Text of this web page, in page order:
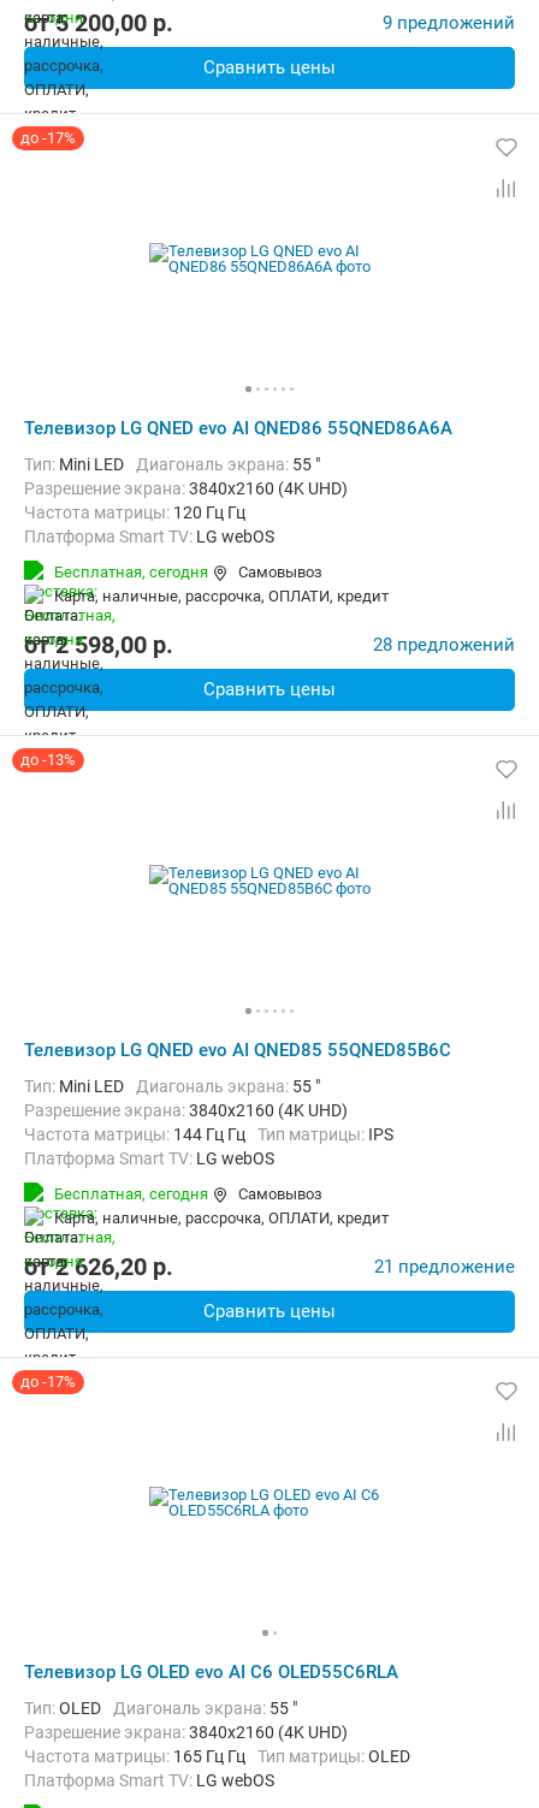
от5 200,00 p. 9 предложений
Сравнить цены
до -17%
Телевизор LG QNED evo AI QNED86 55QNED86A6A
Тип: Mini LED Диагональ экрана: 55 "
Разрешение экрана:3840x2160 (4K UHD)
Частота матрицы: 120 Гц Гц
Платформа Smart TV: LG webOS
Беспроводные интерфейсы:
Бесплатная, сегодня
Самовывоз
карта, наличные, рассрочка, ОПЛАТИ, кредит
от2 598,00 p. 28 предложений
Сравнить цены
до -13%
Телевизор LG QNED evo AI QNED85 55QNED85B6C
Тип: Mini LED Диагональ экрана: 55 "
Разрешение экрана:3840x2160 (4K UHD)
Частота матрицы: 144 Гц Гц Тип матрицы: IPS
Платформа Smart TV: LG webOS
Беспроводные интерфейсы:
Бесплатная, сегодня
Самовывоз
карта, наличные, рассрочка, ОПЛАТИ, кредит
от2 626,20 p. 21 предложение
Сравнить цены
до -17%
Телевизор LG OLED evo AI C6 OLED55C6RLA
Тип:OLED Диагональ экрана: 55 "
Разрешение экрана:3840x2160 (4K UHD)
Частота матрицы: 165 Гц Гц Тип матрицы:OLED
Платформа Smart TV: LG webOS